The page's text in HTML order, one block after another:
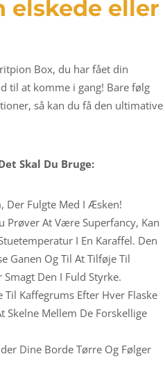
elskede eller
Box, du har fået din
til at komme i gang! Bare følg
så kan du få den ultimative
Skal Du Bruge:
Der Fulgte Med I Æsken!
Prøver At Være Superfancy, Kan
I En Karaffel. Den
Ganen Og Til At Tilføje Til
Den I Fuld Styrke.
Til Kaffegrums Efter Hver Flaske
Skelne Mellem De Forskellige
Dine Borde Tørre Og Følger